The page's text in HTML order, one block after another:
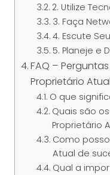
2. Utilize
3. Faça
4. Escute
5. Planeje e
FAQ –
Proprietário Atual
O que
Quais são
Proprietário
Como
Atual de
Qual a